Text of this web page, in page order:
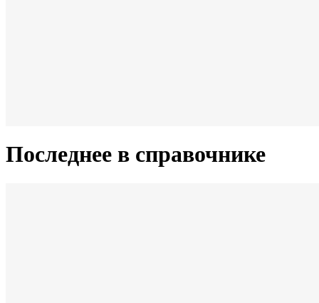
Последнее в справочнике